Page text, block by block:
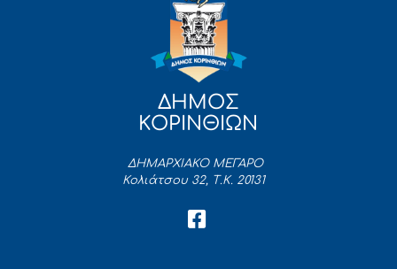
ΔΗΜΟΣ
ΚΟΡΙΝΘΙΩΝ
ΔΗΜΑΡΧΙΑΚΟ ΜΕΓΑΡΟ
Κολιάτσου 32, Τ.Κ. 20131